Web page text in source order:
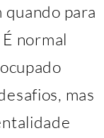
quando para
normal
mas